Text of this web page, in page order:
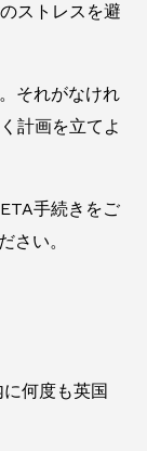
ストレスを避
それがなけれ
計画を立てよ
手続きをご
さい。
何度も英国